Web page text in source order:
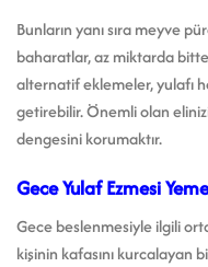
Bunların yanı sıra meyve
baharatlar, az miktarda
alternatif eklemeler, yulafı
getirebilir. Önemli olan
dengesini korumaktır.
Gece Yulaf Ezmesi
Gece beslenmesiyle ilgili
kişinin kafasını kurcalayan